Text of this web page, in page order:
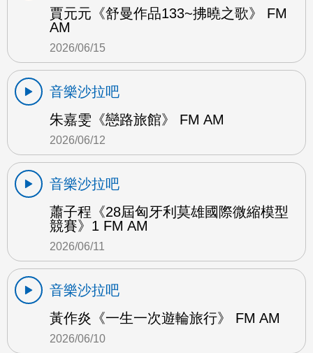
賈元元《舒曼作品133~拂曉之歌》 FM
AM
2026/06/15
音樂沙拉吧
朱嘉雯《戀路旅館》 FM AM
2026/06/12
音樂沙拉吧
蕭子程《28屆匈牙利莫雄國際微縮模型
競賽》1 FM AM
2026/06/11
音樂沙拉吧
黃作炎《一生一次遊輪旅行》 FM AM
2026/06/10